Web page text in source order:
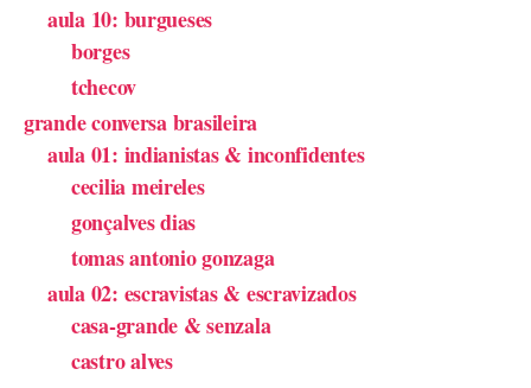
aula 10: burgueses
borges
tchecov
grande conversa brasileira
aula 01: indianistas & inconfidentes
cecilia meireles
gonçalves dias
tomas antonio gonzaga
aula 02: escravistas & escravizados
casa-grande & senzala
castro alves